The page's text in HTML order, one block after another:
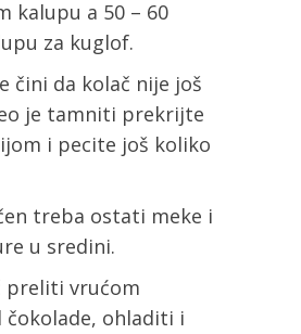
kalupu a 50 – 60
za kuglof.
čini da kolač nije još
je tamniti prekrijte
i pecite još koliko
treba ostati meke i
u sredini.
preliti vrućom
čokolade, ohladiti i